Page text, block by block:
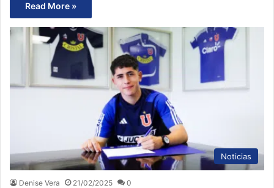
Read More »
Noticias
Denise Vera 21/02/2025 0